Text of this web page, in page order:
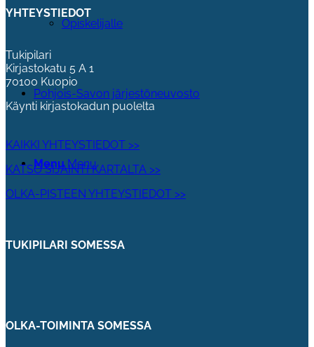
Opiskelijalle
Pohjois-Savon järjestöneuvosto
Menu Menu
YHTEYSTIEDOT
Tukipilari
Kirjastokatu 5 A 1
70100 Kuopio
Käynti kirjastokadun puolelta
KAIKKI YHTEYSTIEDOT >>
KATSO SIJAINTI KARTALTA >>
OLKA-PISTEEN YHTEYSTIEDOT >>
TUKIPILARI SOMESSA
OLKA-TOIMINTA SOMESSA